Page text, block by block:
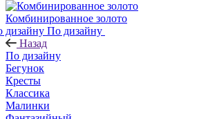
Комбинированное золото
По дизайну
Назад
По дизайну
Бегунок
Кресты
Классика
Малинки